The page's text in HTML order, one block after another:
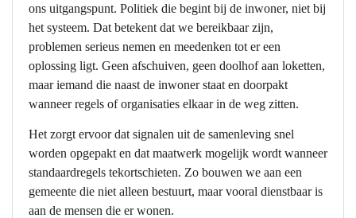
ons uitgangspunt. Politiek die begint bij de inwoner, niet bij
het systeem. Dat betekent dat we bereikbaar zijn,
problemen serieus nemen en meedenken tot er een
oplossing ligt. Geen afschuiven, geen doolhof aan loketten,
maar iemand die naast de inwoner staat en doorpakt
wanneer regels of organisaties elkaar in de weg zitten.
Het zorgt ervoor dat signalen uit de samenleving snel
worden opgepakt en dat maatwerk mogelijk wordt wanneer
standaardregels tekortschieten. Zo bouwen we aan een
gemeente die niet alleen bestuurt, maar vooral dienstbaar is
aan de mensen die er wonen.